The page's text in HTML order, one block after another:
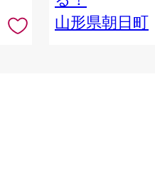
山形県朝日町